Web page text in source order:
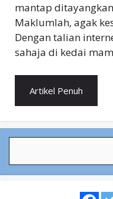
mantap
Maklumlah, agak
Dengan talian
sahaja di kedai
Artikel Penuh